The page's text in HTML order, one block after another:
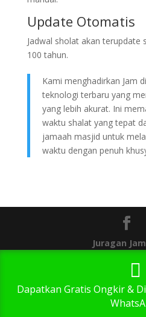
Update Otomatis
Jadwal sholat akan
100 tahun.
Kami menghadirkan Jam
teknologi terbaru yang
yang lebih akurat. Ini
waktu shalat yang tepat
jamaah masjid untuk
waktu dengan penuh
Juragan
Dapatkan Gratis Ongkir &